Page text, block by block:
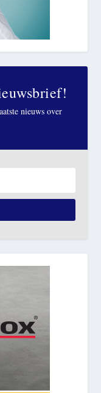
nieuws over